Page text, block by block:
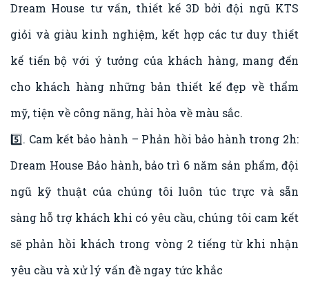
Dream House tư vấn, thiết kế 3D bởi đội ngũ KTS
giỏi và giàu kinh nghiệm, kết hợp các tư duy thiết
kế tiến bộ với ý tưởng của khách hàng, mang đến
cho khách hàng những bản thiết kế đẹp về thẩm
mỹ, tiện về công năng, hài hòa về màu sắc.
5️⃣. Cam kết bảo hành – Phản hồi bảo hành trong 2h:
Dream House Bảo hành, bảo trì 6 năm sản phẩm, đội
ngũ kỹ thuật của chúng tôi luôn túc trực và sẵn
sàng hỗ trợ khách khi có yêu cầu, chúng tôi cam kết
sẽ phản hồi khách trong vòng 2 tiếng từ khi nhận
yêu cầu và xử lý vấn đề ngay tức khắc